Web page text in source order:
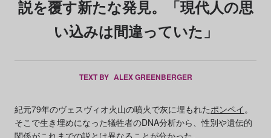
説を覆す新たな発見。「現代人の思
い込みは間違っていた」
TEXT BY ALEX GREENBERGER
紀元79年のヴェスヴィオ火山の噴火で灰に埋もれたポンペイ。
そこで生き埋めになった犠牲者のDNA分析から、性別や遺伝的
関係がこれまでの説とは異なることが分かった。